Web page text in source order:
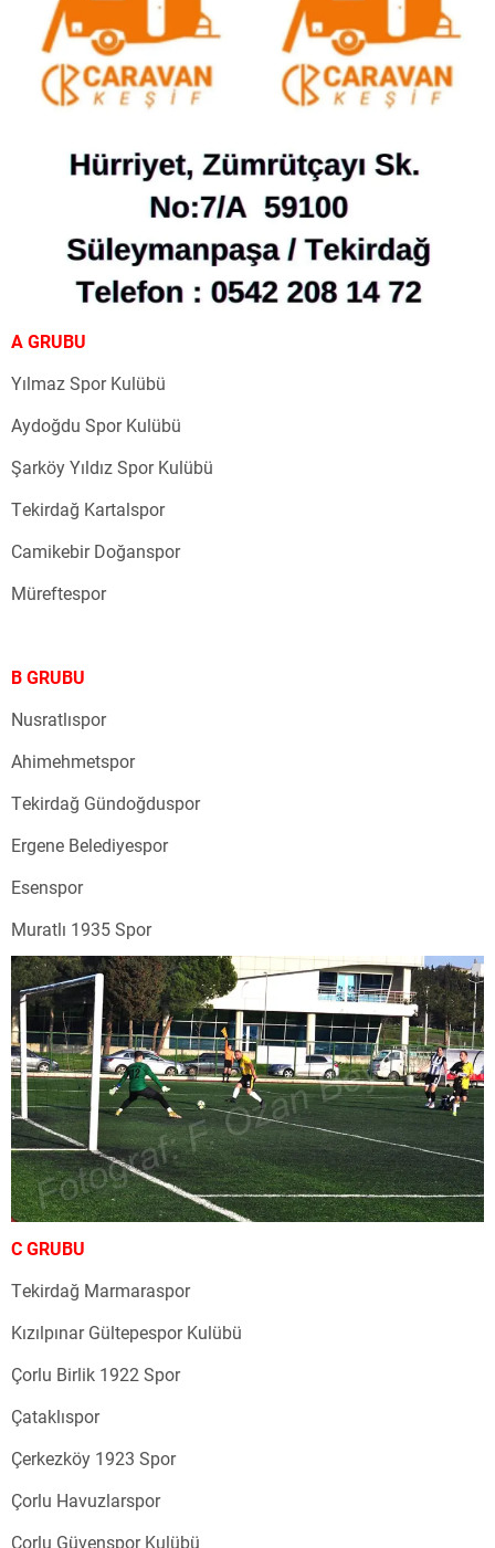
A GRUBU
Yılmaz Spor Kulübü
Aydoğdu Spor Kulübü
Şarköy Yıldız Spor Kulübü
Tekirdağ Kartalspor
Camikebir Doğanspor
Müreftespor
B GRUBU
Nusratlıspor
Ahimehmetspor
Tekirdağ Gündoğduspor
Ergene Belediyespor
Esenspor
Muratlı 1935 Spor
C GRUBU
Tekirdağ Marmaraspor
Kızılpınar Gültepespor Kulübü
Çorlu Birlik 1922 Spor
Çataklıspor
Çerkezköy 1923 Spor
Çorlu Havuzlarspor
Çorlu Güvenspor Kulübü